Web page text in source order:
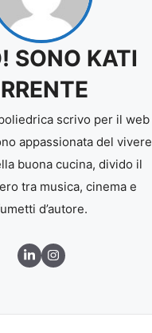
SONO KATI
scrivo per il web
appassionata del vivere
buona cucina, divido il
tra musica, cinema e
d’autore.